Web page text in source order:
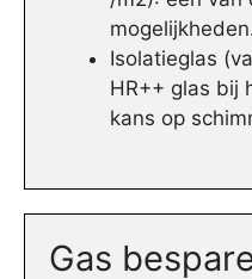
Isolatieglas
HR++ glas bij
kans op
Gas